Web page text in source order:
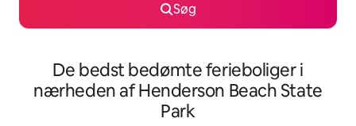
Søg
De bedst bedømte ferieboliger i
nærheden af Henderson Beach State
Park